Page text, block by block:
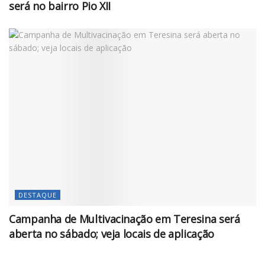
será no bairro Pio XII
DESTAQUE
Campanha de Multivacinação em Teresina será
aberta no sábado; veja locais de aplicação